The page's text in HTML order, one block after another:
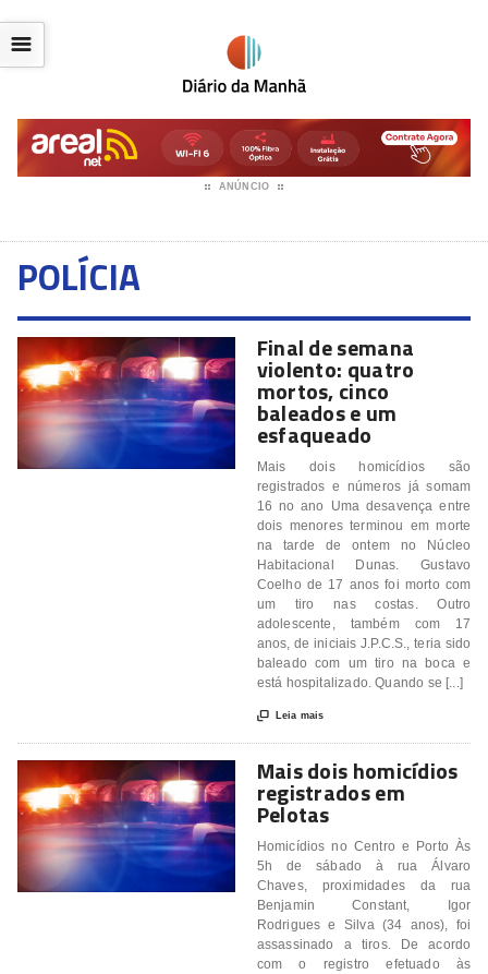
ANÚNCIO
☰
POLÍCIA
Final de semana
violento: quatro
mortos, cinco
baleados e um
esfaqueado
Mais dois homicídios são
registrados e números já somam
16 no ano Uma desavença entre
dois menores terminou em morte
na tarde de ontem no Núcleo
Habitacional Dunas. Gustavo
Coelho de 17 anos foi morto com
um tiro nas costas. Outro
adolescente, também com 17
anos, de iniciais J.P.C.S., teria sido
baleado com um tiro na boca e
está hospitalizado. Quando se [...]
 Leia mais
Mais dois homicídios
registrados em
Pelotas
Homicídios no Centro e Porto Às
5h de sábado à rua Álvaro
Chaves, proximidades da rua
Benjamin Constant, Igor
Rodrigues e Silva (34 anos), foi
assassinado a tiros. De acordo
com o registro efetuado às